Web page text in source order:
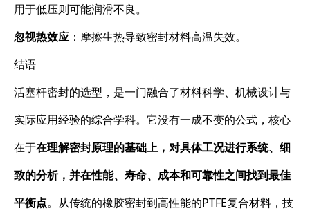
用于低压则可能润滑不良。
忽视热效应 ：摩擦生热导致密封材料高温失效。
结语
活塞杆密封的选型，是一门融合了材料科学、机械设计与
实际应用经验的综合学科。它没有一成不变的公式，核心
在于在理解密封原理的基础上，对具体工况进行系统、细
致的分析，并在性能、寿命、成本和可靠性之间找到最佳
平衡点。从传统的橡胶密封到高性能的PTFE复合材料，技